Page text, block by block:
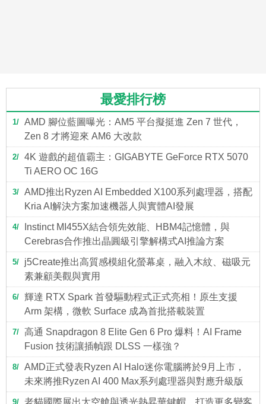
最愛排行榜
1
AMD 腳位藍圖曝光：AM5 平台擬挺進 Zen 7 世代，
Zen 8 才將迎來 AM6 大改款
2
4K 遊戲的超值霸主：GIGABYTE GeForce RTX 5070
Ti AERO OC 16G
3
AMD推出Ryzen AI Embedded X100系列處理器，搭配
Kria AI解決方案加速機器人與實體AI發展
4
Instinct MI455X結合領先效能、HBM4記憶體，與
Cerebras合作推出晶圓級引擎解構式AI推論方案
5
j5Create推出高質感模組化螢幕桌，融入木紋、磁吸元
素兼顧美觀與實用
6
輝達 RTX Spark 首發驅動程式正式亮相！原生支援
Arm 架構，微軟 Surface 成為首批搭載裝置
7
高通 Snapdragon 8 Elite Gen 6 Pro 爆料！AI Frame
Fusion 技術讓插幀跟 DLSS 一樣強？
8
AMD正式發表Ryzen AI Halo迷你電腦將於9月上市，
未來將推Ryzen AI 400 Max系列處理器與對應升級版
9